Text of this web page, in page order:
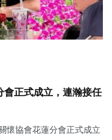
會正式成立，連瀚接任
懷協會花蓮分會正式成立